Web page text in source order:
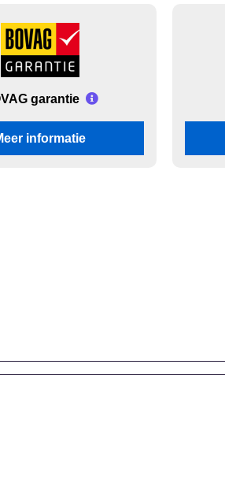
garantie
informatie